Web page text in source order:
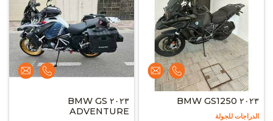
٢٠٢٣ BMW GS1250
الدراجات للجولة
٢٠٢٣ BMW GS
ADVENTURE